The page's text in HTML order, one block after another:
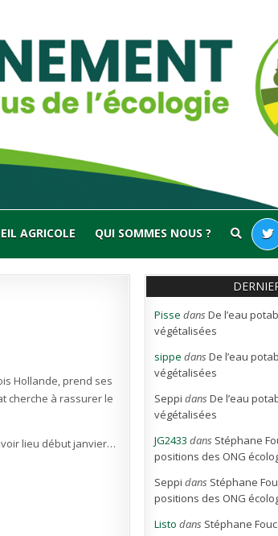
AGRICOLE QUI SOMMES NOUS ?
Hollande, prend ses
cherche à rassurer le
lieu début janvier…
Pisse dansDe l’eau
végétalisées
sippe dansDe l’eau
végétalisées
Seppi dansDe l’eau
végétalisées
JG2433 dans Stéphane
positions des ONG
Seppi dans Stéphane
positions des ONG
Listo dans Stéphane